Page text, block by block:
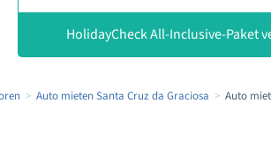
HolidayCheck All-Inclusive-Paket
Auto mieten Santa Cruz da Graciosa Auto